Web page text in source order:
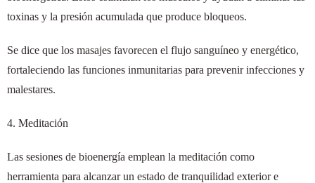
toxinas y la presión acumulada que produce bloqueos.
Se dice que los masajes favorecen el flujo sanguíneo y energético,
fortaleciendo las funciones inmunitarias para prevenir infecciones y
malestares.
4. Meditación
Las sesiones de bioenergía emplean la meditación como
herramienta para alcanzar un estado de tranquilidad exterior e